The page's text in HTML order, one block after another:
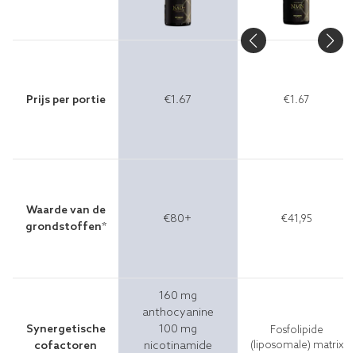
Prijs per portie
Waarde van de
grondstoffen*
Synergetische
cofactoren
€1.67
€80+
160 mg
anthocyanine
100 mg
nicotinamide
€1.67
€41,95
Fosfolipide
(liposomale) matrix